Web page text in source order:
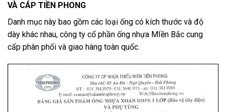
VÀ CÁP TIỀN PHONG
Danh mục này bao gồm các loại ống có kích thước và độ
dày khác nhau, công ty cổ phần ống nhựa MIền Bắc cung
cấp phân phối và giao hàng toàn quốc.